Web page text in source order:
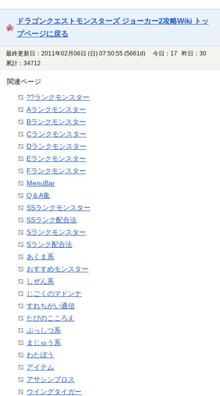
ドラゴンクエストモンスターズ ジョーカー2攻略Wiki トッ
プページに戻る
最終更新日：2011年02月06日 (日) 07:50:55 (5661d)
今日：17 昨日：30
累計：34712
関連ページ
??ランクモンスター
Aランクモンスター
Bランクモンスター
Cランクモンスター
Dランクモンスター
Eランクモンスター
Fランクモンスター
MenuBar
Q＆A集
SSランクモンスター
SSランク配合法
Sランクモンスター
Sランク配合法
あくま系
おすすめモンスター
しぜん系
じごくのマドンナ
すれちがい通信
たびのこころえ
ぶっしつ系
まじゅう系
わたぼう
アイテム
アサシンブロス
ウイングタイガー